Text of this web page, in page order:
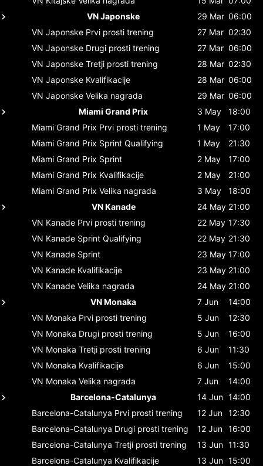
VN Japonske
29 Mar 06:00
VN Japonske Prvi prosti trening 27 Mar 02:30
VN Japonske Drugi prosti trening 27 Mar 06:00
VN Japonske Tretji prosti trening 28 Mar 02:30
VN Japonske Kvalifikacije 28 Mar 06:00
VN Japonske Velika nagrada 29 Mar 06:00
Miami Grand Prix
3 May
18:00
Miami Grand Prix Prvi prosti trening 1 May
17:00
Miami Grand Prix Sprint Qualifying 1 May
21:30
Miami Grand Prix Sprint 2 May
17:00
Miami Grand Prix Kvalifikacije 2 May
21:00
Miami Grand Prix Velika nagrada 3 May
18:00
VN Kanade
24 May 21:00
VN Kanade Prvi prosti trening 22 May 17:30
VN Kanade Sprint Qualifying 22 May 21:30
VN Kanade Sprint 23 May 17:00
VN Kanade Kvalifikacije 23 May 21:00
VN Kanade Velika nagrada 24 May 21:00
VN Monaka
7 Jun
14:00
VN Monaka Prvi prosti trening 5 Jun
12:30
VN Monaka Drugi prosti trening 5 Jun
16:00
VN Monaka Tretji prosti trening 6 Jun
11:30
VN Monaka Kvalifikacije 6 Jun
15:00
VN Monaka Velika nagrada 7 Jun
14:00
Barcelona-Catalunya
14 Jun 14:00
Barcelona-Catalunya Prvi prosti trening 12 Jun 12:30
Barcelona-Catalunya Drugi prosti trening 12 Jun 16:00
Barcelona-Catalunya Tretji prosti trening 13 Jun 11:30
Barcelona-Catalunya Kvalifikacije 13 Jun 15:00